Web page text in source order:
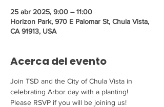
25 abr 2025, 9:00 – 11:00
Horizon Park, 970 E Palomar St, Chula Vista,
CA 91913, USA
Acerca del evento
Join TSD and the City of Chula Vista in
celebrating Arbor day with a planting!
Please RSVP if you will be joining us!